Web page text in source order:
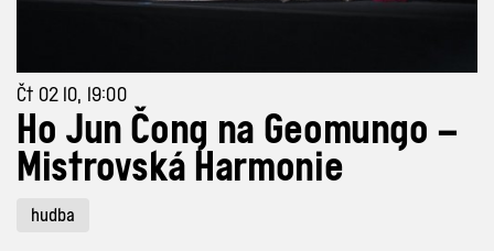
Čt 02 10, 19:00
Ho Jun Čong na Geomungo –
Mistrovská Harmonie
hudba